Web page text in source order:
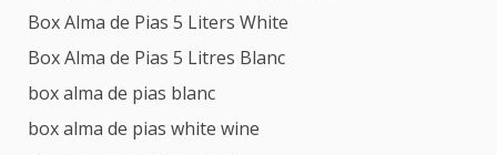
Box Alma de Pias 5 Liters White
Box Alma de Pias 5 Litres Blanc
box alma de pias blanc
box alma de pias white wine